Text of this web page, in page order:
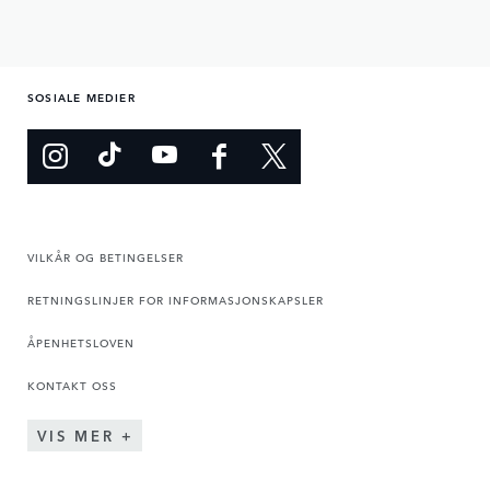
SOSIALE MEDIER
VILKÅR OG BETINGELSER
RETNINGSLINJER FOR INFORMASJONSKAPSLER
ÅPENHETSLOVEN
KONTAKT OSS
VIS MER